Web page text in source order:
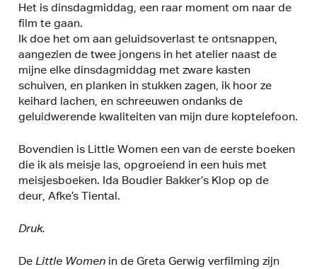
Het is dinsdagmiddag, een raar moment om naar de
film te gaan.
Ik doe het om aan geluidsoverlast te ontsnappen,
aangezien de twee jongens in het atelier naast de
mijne elke dinsdagmiddag met zware kasten
schuiven, en planken in stukken zagen, ik hoor ze
keihard lachen, en schreeuwen ondanks de
geluidwerende kwaliteiten van mijn dure koptelefoon.
Bovendien is Little Women een van de eerste boeken
die ik als meisje las, opgroeiend in een huis met
meisjesboeken. Ida Boudier Bakker’s Klop op de
deur, Afke’s Tiental.
Druk.
DeLittle Women in de Greta Gerwig verfilming zijn